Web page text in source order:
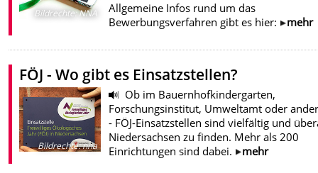
Bildrechte:NNA
Allgemeine Infos rund um das
Bewerbungsverfahren gibt es hier:
mehr
FÖJ - Wo gibt es Einsatzstellen?
Bildrechte:nna
Ob im Bauernhofkindergarten,
Forschungsinstitut, Umweltamt oder
- FÖJ-Einsatzstellen sind vielfältig und
Niedersachsen zu finden. Mehr als 200
Einrichtungen sind dabei.
mehr